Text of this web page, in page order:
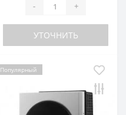
- +
УТОЧНИТЬ
Популярный